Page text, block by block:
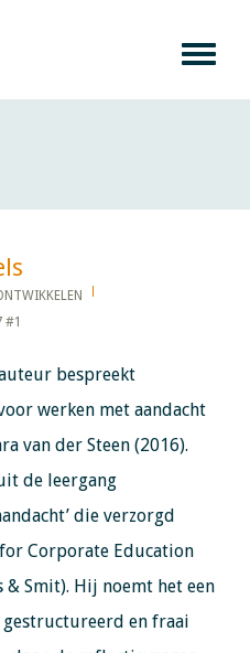
#1
bespreekt
werken met aandacht
van der Steen (2016).
de leergang
die verzorgd
Corporate Education
& Smit). Hij noemt het een
gestructureerd en fraai